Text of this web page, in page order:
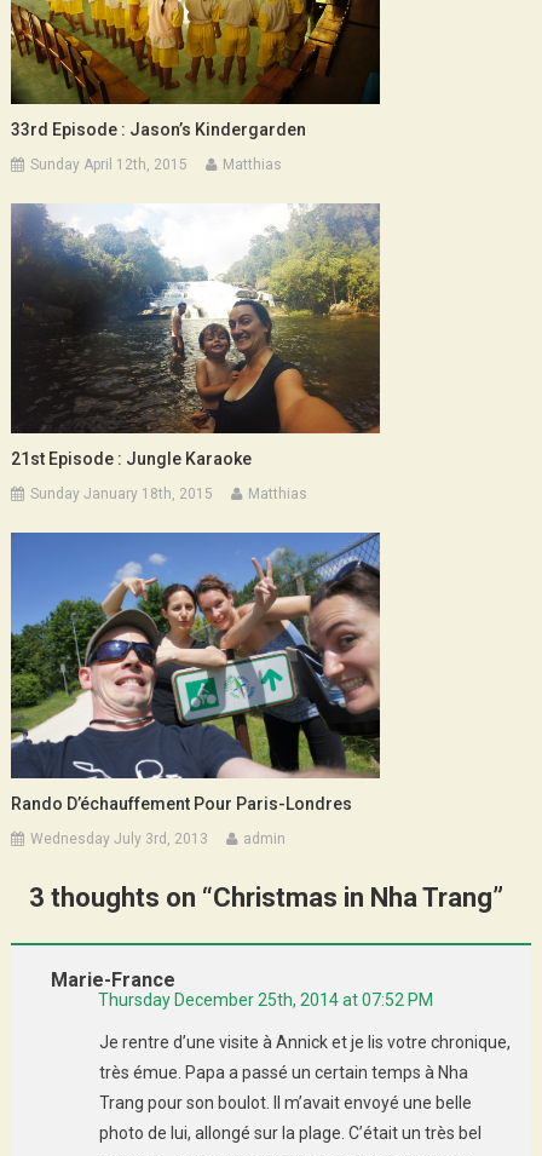
33rd Episode : Jason’s Kindergarden
Sunday April 12th, 2015 Matthias
21st Episode : Jungle Karaoke
Sunday January 18th, 2015 Matthias
Rando D’échauffement Pour Paris-Londres
Wednesday July 3rd, 2013 admin
3 thoughts on “Christmas in Nha Trang”
Marie-France
Thursday December 25th, 2014 at 07:52 PM
Je rentre d’une visite à Annick et je lis votre chronique,
très émue. Papa a passé un certain temps à Nha
Trang pour son boulot. Il m’avait envoyé une belle
photo de lui, allongé sur la plage. C’était un très bel